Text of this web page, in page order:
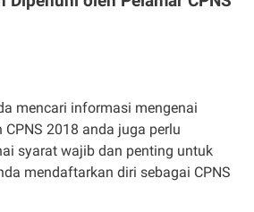
mencari informasi mengenai
2018 anda juga perlu
syarat wajib dan penting untuk
mendaftarkan diri sebagai CPNS